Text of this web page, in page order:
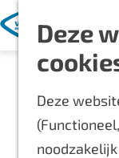
Deze
Deze
G
K
a
a
r
t